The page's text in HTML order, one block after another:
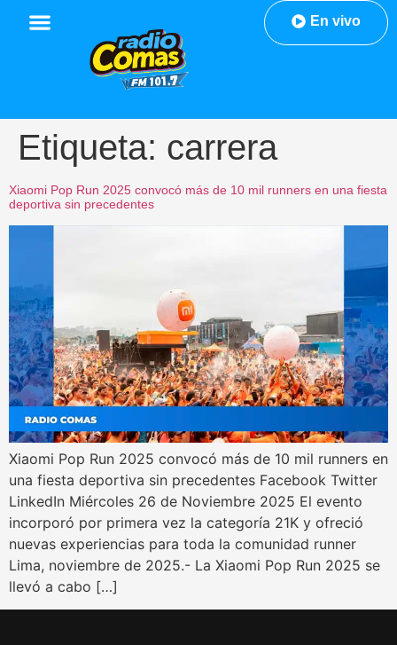
En vivo
Etiqueta: carrera
Xiaomi Pop Run 2025 convocó más de 10 mil runners en una fiesta
deportiva sin precedentes
Xiaomi Pop Run 2025 convocó más de 10 mil runners en
una fiesta deportiva sin precedentes Facebook Twitter
LinkedIn Miércoles 26 de Noviembre 2025 El evento
incorporó por primera vez la categoría 21K y ofreció
nuevas experiencias para toda la comunidad runner
Lima, noviembre de 2025.- La Xiaomi Pop Run 2025 se
llevó a cabo […]